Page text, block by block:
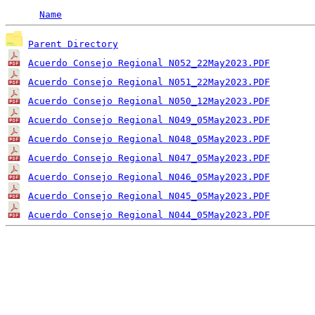
Name
Parent Directory
Acuerdo Consejo Regional N052_22May2023.PDF
Acuerdo Consejo Regional N051_22May2023.PDF
Acuerdo Consejo Regional N050_12May2023.PDF
Acuerdo Consejo Regional N049_05May2023.PDF
Acuerdo Consejo Regional N048_05May2023.PDF
Acuerdo Consejo Regional N047_05May2023.PDF
Acuerdo Consejo Regional N046_05May2023.PDF
Acuerdo Consejo Regional N045_05May2023.PDF
Acuerdo Consejo Regional N044_05May2023.PDF